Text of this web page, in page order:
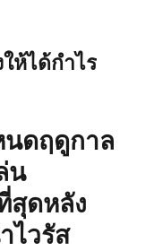
ห้ได้กำไร
ดฤดูกาล
น
ดหลัง
ไวรัส